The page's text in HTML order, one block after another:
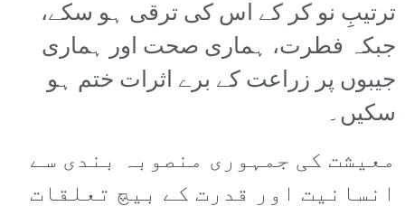
ترتیبِ نو کر کے اس کی ترقی ہو سکے،
جبکہ فطرت، ہماری صحت اور ہماری
جیبوں پر زراعت کے برے اثرات ختم ہو
سکیں۔
معیشت کی جمہوری منصوبہ بندی سے
انسانیت اور قدرت کے بیچ تعلقات